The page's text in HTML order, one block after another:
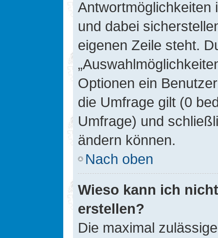
Antwortmöglichkeiten
und dabei
eigenen Zeile steht.
Optionen ein
die Umfrage gilt (0
Umfrage) und
ändern können.
Nach oben
Wieso kann ich
erstellen?
Die maximal